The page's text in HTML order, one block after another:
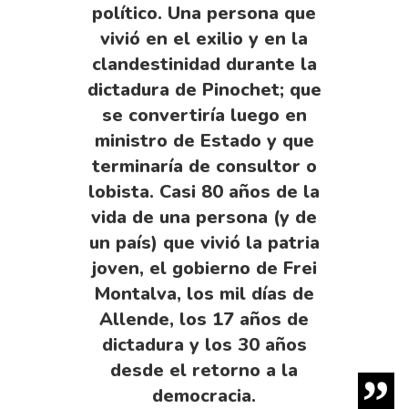
político. Una persona que
vivió en el exilio y en la
clandestinidad durante la
dictadura de Pinochet; que
se convertiría luego en
ministro de Estado y que
terminaría de consultor o
lobista. Casi 80 años de la
vida de una persona (y de
un país) que vivió la patria
joven, el gobierno de Frei
Montalva, los mil días de
Allende, los 17 años de
dictadura y los 30 años
desde el retorno a la
democracia.